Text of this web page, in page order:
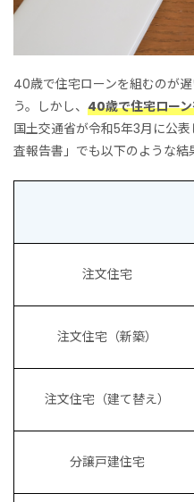
40歳で住宅ローンを組むのが
う。しかし、 40歳で住宅ロー
国土交通省が令和5年3月に公
査報告書」でも以下のような結
注文住宅
注文住宅（新築）
注文住宅（建て替え）
分譲戸建住宅